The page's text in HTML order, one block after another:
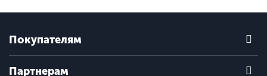
Покупателям
Партнерам